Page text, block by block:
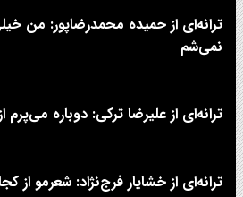
ترانه‌ای از حمیده محمدرضاپور: من
نمی‌شم
ترانه‌ای از علیرضا ترکی: دوباره می‌پرم
ترانه‌ای از خشایار فرج‌نژاد: شعرمو از